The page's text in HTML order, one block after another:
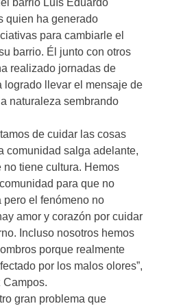
barrio Luís Eduardo
quien ha generado
para cambiarle el
barrio. Él junto con otros
realizado jornadas de
logrado llevar el mensaje de
naturaleza sembrando
de cuidar las cosas
comunidad salga adelante,
no tiene cultura. Hemos
para que no
pero el fenómeno no
amor y corazón por cuidar
Incluso nosotros hemos
porque realmente
por los malos olores”,
Campos.
gran problema que